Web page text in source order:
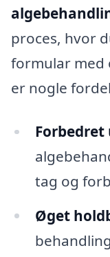
proces, hvor
formular med
er nogle
Forbedret
tag og
Øget